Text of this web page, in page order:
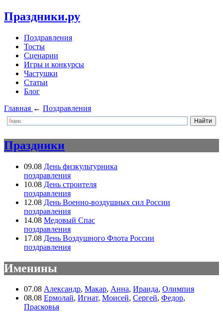
Праздники.ру
Поздравления
Тосты
Сценарии
Игры и конкурсы
Частушки
Статьи
Блог
Главная ← Поздравления
Праздники
09.08 День физкультурника
поздравления
10.08 День строителя
поздравления
12.08 День Военно-воздушных сил России
поздравления
14.08 Медовый Спас
поздравления
17.08 День Воздушного Флота России
поздравления
Именины
07.08 Александр, Макар, Анна, Ираида, Олимпия
08.08 Ермолай, Игнат, Моисей, Сергей, Федор,
Прасковья